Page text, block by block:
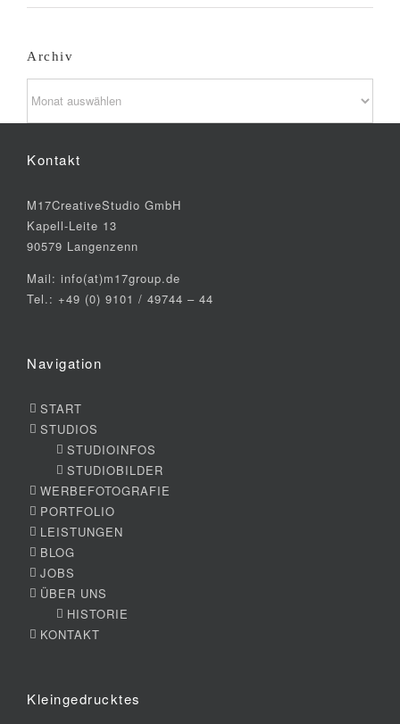
Archiv
Kontakt
M17CreativeStudio GmbH
Kapell-Leite 13
90579 Langenzenn
Mail: info(at)m17group.de
Tel.: +49 (0) 9101 / 49744 – 44
Navigation
START
STUDIOS
STUDIOINFOS
STUDIOBILDER
WERBEFOTOGRAFIE
PORTFOLIO
LEISTUNGEN
BLOG
JOBS
ÜBER UNS
HISTORIE
KONTAKT
Kleingedrucktes